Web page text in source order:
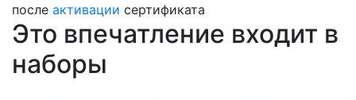
после активации сертификата
Это впечатление входит в
наборы